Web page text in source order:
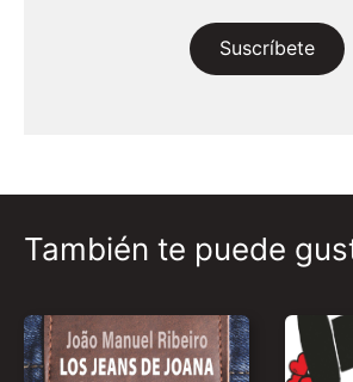
Suscríbete
También te puede